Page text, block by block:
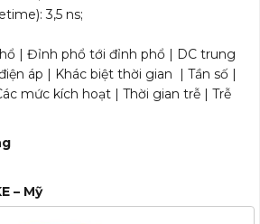
3,5 ns;
| Đỉnh phổ tới đỉnh phổ | DC trung
áp | Khác biệt thời gian | Tần số |
mức kích hoạt | Thời gian trễ | Trễ
– Mỹ